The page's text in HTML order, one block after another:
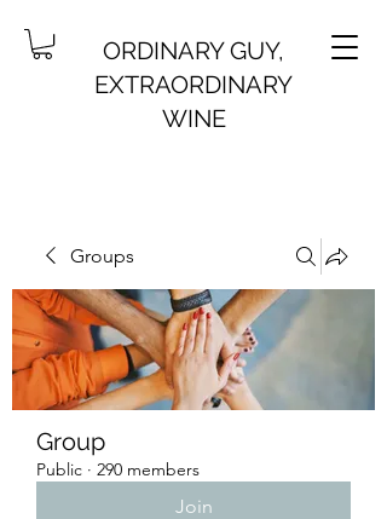
ORDINARY GUY,
EXTRAORDINARY
WINE
Groups
Group
Public · 290 members
Join